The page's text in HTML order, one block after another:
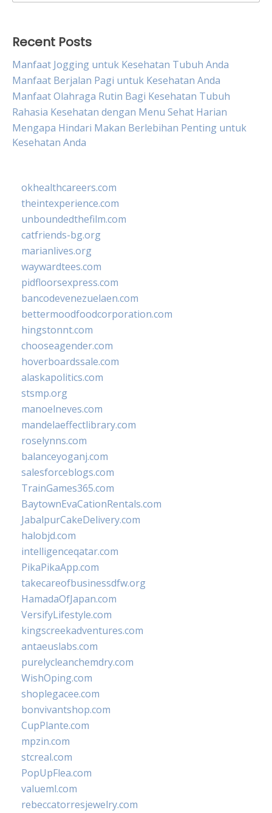
Recent Posts
Manfaat Jogging untuk Kesehatan Tubuh Anda
Manfaat Berjalan Pagi untuk Kesehatan Anda
Manfaat Olahraga Rutin Bagi Kesehatan Tubuh
Rahasia Kesehatan dengan Menu Sehat Harian
Mengapa Hindari Makan Berlebihan Penting untuk
Kesehatan Anda
okhealthcareers.com
theintexperience.com
unboundedthefilm.com
catfriends-bg.org
marianlives.org
waywardtees.com
pidfloorsexpress.com
bancodevenezuelaen.com
bettermoodfoodcorporation.com
hingstonnt.com
chooseagender.com
hoverboardssale.com
alaskapolitics.com
stsmp.org
manoelneves.com
mandelaeffectlibrary.com
roselynns.com
balanceyoganj.com
salesforceblogs.com
TrainGames365.com
BaytownEvaCationRentals.com
JabalpurCakeDelivery.com
halobjd.com
intelligenceqatar.com
PikaPikaApp.com
takecareofbusinessdfw.org
HamadaOfJapan.com
VersifyLifestyle.com
kingscreekadventures.com
antaeuslabs.com
purelycleanchemdry.com
WishOping.com
shoplegacee.com
bonvivantshop.com
CupPlante.com
mpzin.com
stcreal.com
PopUpFlea.com
valueml.com
rebeccatorresjewelry.com